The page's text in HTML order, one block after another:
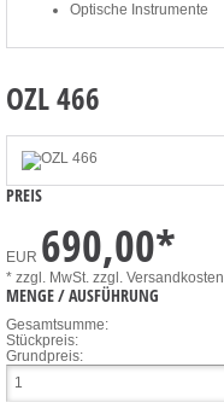
Optische Instrumente
OZL 466
PREIS
EUR 690,00*
* zzgl. MwSt. zzgl. Versandkosten
MENGE / AUSFÜHRUNG
Gesamtsumme:
Stückpreis:
Grundpreis: